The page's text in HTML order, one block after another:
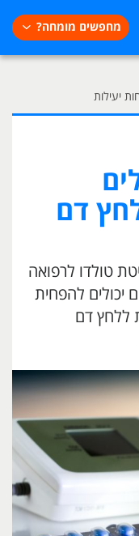
מחפשים מומחה?
יעילות
דם
טולדו לרפואה
יכולים להפחית
ללחץ דם